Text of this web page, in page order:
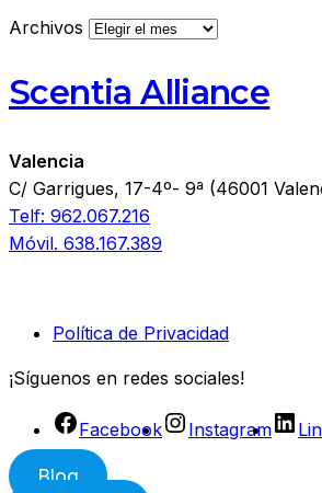
Archivos
Scentia Alliance
Valencia
C/ Garrigues, 17-4º- 9ª (46001
Telf: 962.067.216
Móvil. 638.167.389
Política de Privacidad
¡Síguenos en redes sociales!
Facebook Instagram
Blog